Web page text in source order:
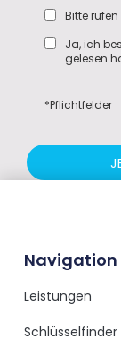
Bitte
Ja, ich
gelesen
*Pflichtfelder
Navigation
Leistungen
Schlüsselfinder